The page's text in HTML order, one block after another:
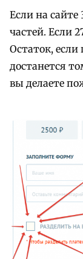
Если на
частей. Если
Остаток, если
достанется
вы делаете